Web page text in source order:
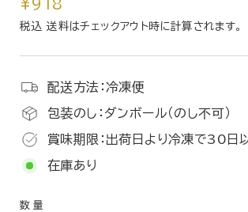
常
¥918
税込 送料はチェックアウト時に計算されます。
配送方法：冷凍便
包装のし：ダンボール（のし不可）
賞味期限：出荷日より冷凍で30日
在庫あり
数量